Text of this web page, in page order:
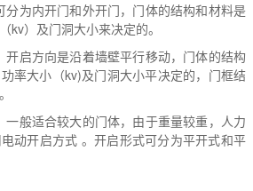
为内开门和外开门，门体的结构和材料是
kv）及门洞大小来决定的。
启方向是沿着墙壁平行移动，门体的结构
率大小（kv)及门洞大小平决定的，门框结
般适合较大的门体，由于重量较重，人力
动开启方式 。开启形式可分为平开式和平